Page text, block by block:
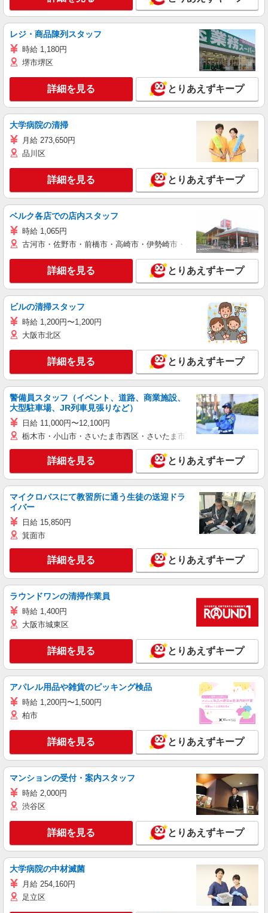
レジ・商品陳列スタッフ
時給 1,180円
堺市堺区
詳細を見る とりあえずキープ
大学病院の清掃
月給 273,650円
品川区
詳細を見る とりあえずキープ
ベルク各店での店内スタッフ
時給 1,065円
古河市・佐野市・前橋市・高崎市・伊勢崎市・太田市・館林市・藤
詳細を見る とりあえずキープ
ビルの清掃スタッフ
時給 1,200円〜1,200円
大阪市北区
詳細を見る とりあえずキープ
警備員スタッフ（イベント、道路、商業施設、
大型駐車場、JR列車見張りなど）
日給 11,000円〜12,100円
栃木市・小山市・さいたま市西区・さいたま市岩槻区・久喜市・蓮田
詳細を見る とりあえずキープ
マイクロバスにて教習所に通う生徒の送迎ドラ
イバー
日給 15,850円
箕面市
詳細を見る とりあえずキープ
ラウンドワンの清掃作業員
時給 1,400円
大阪市城東区
詳細を見る とりあえずキープ
アパレル用品や雑貨のピッキング検品
時給 1,200円〜1,500円
柏市
詳細を見る とりあえずキープ
マンションの受付・案内スタッフ
時給 2,000円
渋谷区
詳細を見る とりあえずキープ
大学病院の中材滅菌
月給 254,160円
足立区